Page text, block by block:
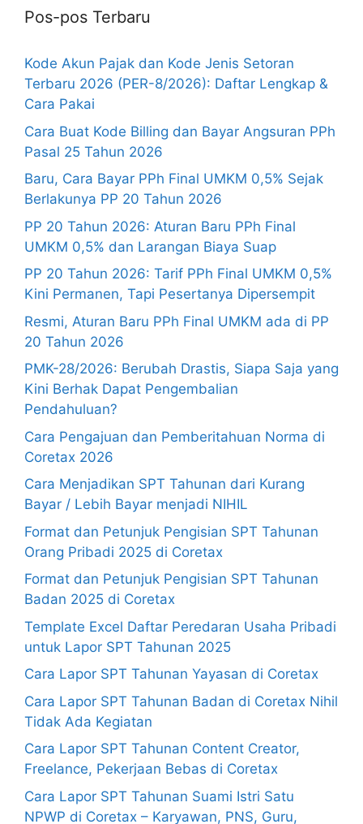
Pos-pos Terbaru
Kode Akun Pajak dan Kode Jenis Setoran
Terbaru 2026 (PER-8/2026): Daftar Lengkap &
Cara Pakai
Cara Buat Kode Billing dan Bayar Angsuran PPh
Pasal 25 Tahun 2026
Baru, Cara Bayar PPh Final UMKM 0,5% Sejak
Berlakunya PP 20 Tahun 2026
PP 20 Tahun 2026: Aturan Baru PPh Final
UMKM 0,5% dan Larangan Biaya Suap
PP 20 Tahun 2026: Tarif PPh Final UMKM 0,5%
Kini Permanen, Tapi Pesertanya Dipersempit
Resmi, Aturan Baru PPh Final UMKM ada di PP
20 Tahun 2026
PMK-28/2026: Berubah Drastis, Siapa Saja yang
Kini Berhak Dapat Pengembalian
Pendahuluan?
Cara Pengajuan dan Pemberitahuan Norma di
Coretax 2026
Cara Menjadikan SPT Tahunan dari Kurang
Bayar / Lebih Bayar menjadi NIHIL
Format dan Petunjuk Pengisian SPT Tahunan
Orang Pribadi 2025 di Coretax
Format dan Petunjuk Pengisian SPT Tahunan
Badan 2025 di Coretax
Template Excel Daftar Peredaran Usaha Pribadi
untuk Lapor SPT Tahunan 2025
Cara Lapor SPT Tahunan Yayasan di Coretax
Cara Lapor SPT Tahunan Badan di Coretax Nihil
Tidak Ada Kegiatan
Cara Lapor SPT Tahunan Content Creator,
Freelance, Pekerjaan Bebas di Coretax
Cara Lapor SPT Tahunan Suami Istri Satu
NPWP di Coretax – Karyawan, PNS, Guru,